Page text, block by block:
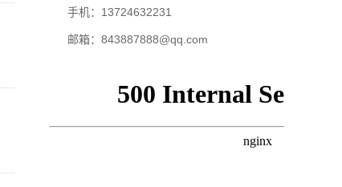
手机：13724632231
邮箱：843887888@qq.com